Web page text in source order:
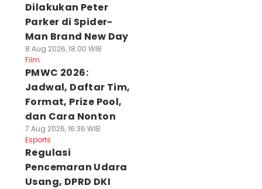
Dilakukan Peter
Parker di Spider-
Man Brand New Day
8 Aug 2026, 18:00 WIB
Film
PMWC 2026:
Jadwal, Daftar Tim,
Format, Prize Pool,
dan Cara Nonton
7 Aug 2026, 16:36 WIB
Esports
Regulasi
Pencemaran Udara
Usang, DPRD DKI